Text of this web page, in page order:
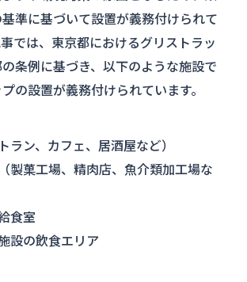
準に基づいて設置が義務付けられて
では、東京都におけるグリストラッ
条例に基づき、以下のような施設で
の設置が義務付けられています。
ラン、カフェ、居酒屋など）
製菓工場、精肉店、魚介類加工場な
食室
設の飲食エリア